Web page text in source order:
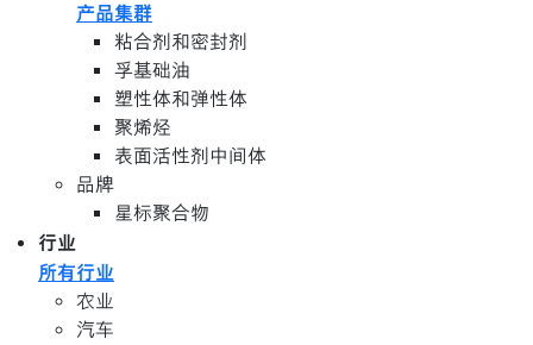
产品集群
粘合剂和密封剂
孚基础油
塑性体和弹性体
聚烯烃
表面活性剂中间体
品牌
星标聚合物
行业
所有行业
农业
汽车